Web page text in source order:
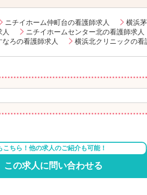
ニチイホーム仲町台の看護師求人
横浜
人
ニチイホームセンター北の看護師求人
ろの看護師求人 横浜北クリニックの看
こちら！他の求人のご紹介も可能！
この求人に問い合わせる